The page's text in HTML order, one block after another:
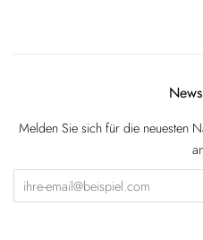
Melden Sie sich für die neuesten